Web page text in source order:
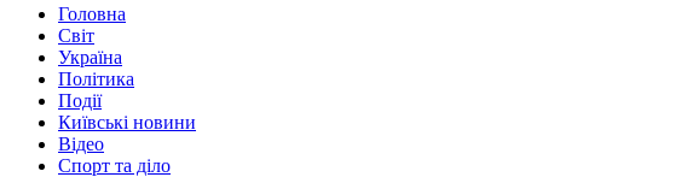
Головна
Світ
Україна
Політика
Події
Київські новини
Відео
Спорт та діло